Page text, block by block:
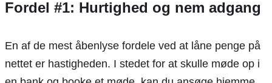
Fordel #1: Hurtighed og nem adgang
En af de mest åbenlyse fordele ved at låne penge på
nettet er hastigheden. I stedet for at skulle møde op i